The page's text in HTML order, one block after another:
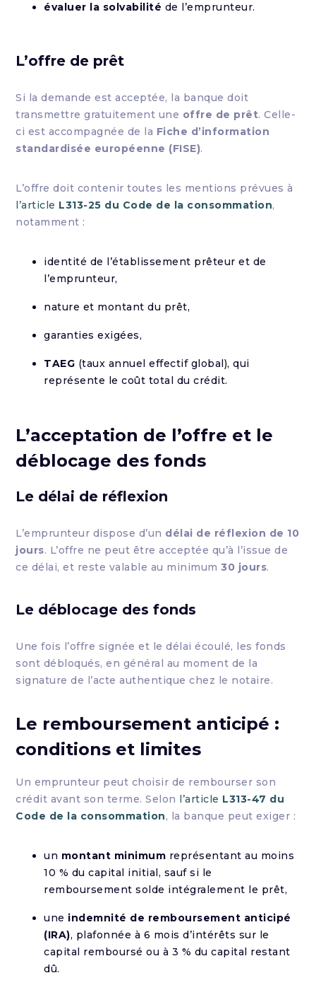
évaluer la solvabilité de l’emprunteur.
L’offre de prêt
Si la demande est acceptée, la banque doit
transmettre gratuitement une offre de prêt. Celle-
ci est accompagnée de la Fiche d’information
standardisée européenne (FISE).
L’offre doit contenir toutes les mentions prévues à
l’article L313-25 du Code de la consommation,
notamment :
identité de l’établissement prêteur et de
l’emprunteur,
nature et montant du prêt,
garanties exigées,
TAEG (taux annuel effectif global), qui
représente le coût total du crédit.
L’acceptation de l’offre et le
déblocage des fonds
Le délai de réflexion
L’emprunteur dispose d’un délai de réflexion de 10
jours. L’offre ne peut être acceptée qu’à l’issue de
ce délai, et reste valable au minimum30 jours.
Le déblocage des fonds
Une fois l’offre signée et le délai écoulé, les fonds
sont débloqués, en général au moment de la
signature de l’acte authentique chez le notaire.
Le remboursement anticipé :
conditions et limites
Un emprunteur peut choisir de rembourser son
crédit avant son terme. Selon l’article L313-47 du
Code de la consommation, la banque peut exiger :
un montant minimum représentant au moins
10 % du capital initial, sauf si le
remboursement solde intégralement le prêt,
une indemnité de remboursement anticipé
(IRA), plafonnée à 6 mois d’intérêts sur le
capital remboursé ou à 3 % du capital restant
dû.